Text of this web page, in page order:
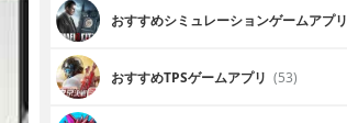
おすすめシミュレーションゲームアプリ
おすすめTPSゲームアプリ (53)